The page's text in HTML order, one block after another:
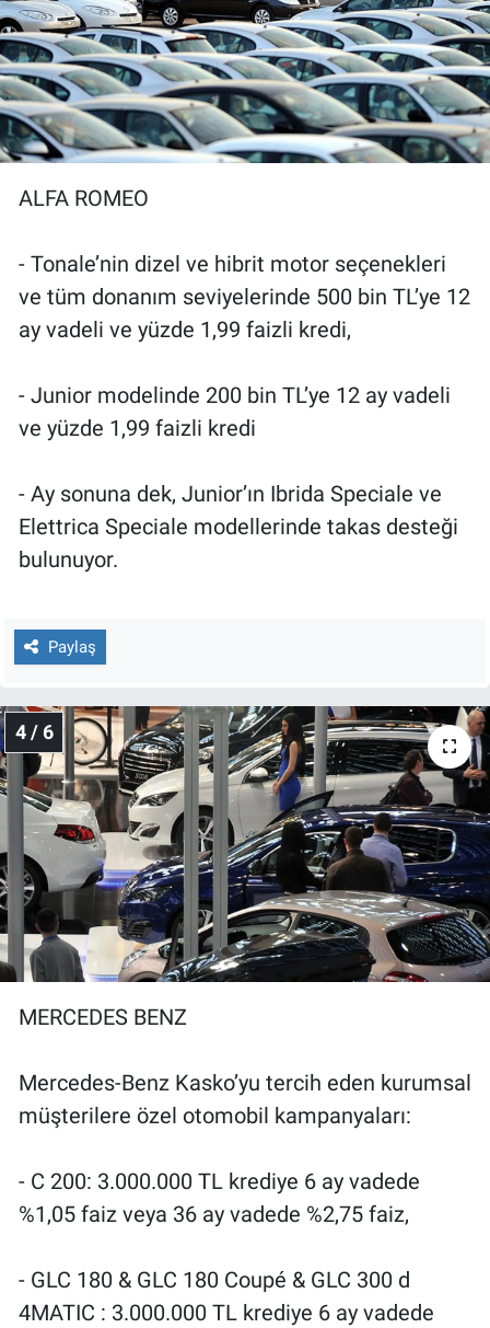
ALFA ROMEO
- Tonale’nin dizel ve hibrit motor seçenekleri
ve tüm donanım seviyelerinde 500 bin TL’ye 12
ay vadeli ve yüzde 1,99 faizli kredi,
- Junior modelinde 200 bin TL’ye 12 ay vadeli
ve yüzde 1,99 faizli kredi
- Ay sonuna dek, Junior’ın Ibrida Speciale ve
Elettrica Speciale modellerinde takas desteği
bulunuyor.
Paylaş
4 / 6
MERCEDES BENZ
Mercedes-Benz Kasko’yu tercih eden kurumsal
müşterilere özel otomobil kampanyaları:
- C 200: 3.000.000 TL krediye 6 ay vadede
%1,05 faiz veya 36 ay vadede %2,75 faiz,
- GLC 180 & GLC 180 Coupé & GLC 300 d
4MATIC : 3.000.000 TL krediye 6 ay vadede